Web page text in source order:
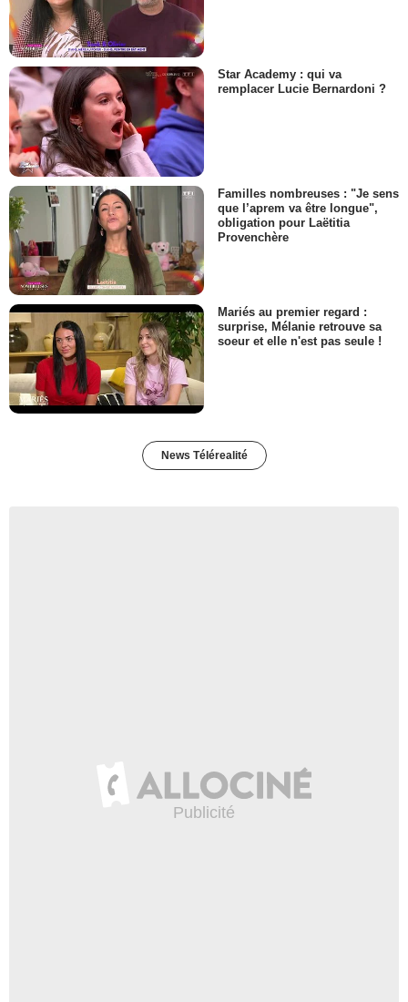
Star Academy : qui va
remplacer Lucie Bernardoni ?
Familles nombreuses : "Je sens
que l’aprem va être longue",
obligation pour Laëtitia
Provenchère
Mariés au premier regard :
surprise, Mélanie retrouve sa
soeur et elle n'est pas seule !
News Télérealité